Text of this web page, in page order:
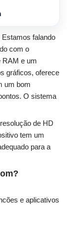
falando
com o
RAM e um
gráficos, oferece
um bom
O sistema
de HD
tem um
para a
e aplicativos